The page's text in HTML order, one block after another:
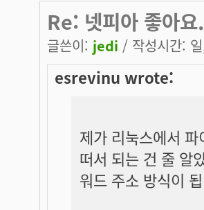
Re: 넷피아 좋아요.
글쓴이: jedi / 작성시간:
esrevinu wrote:
제가 리눅스에서
떠서 되는 건 줄 알
워드 주소 방식이